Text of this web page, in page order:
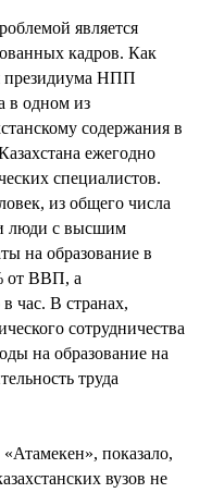
является
кадров. Как
президиума НПП
в одном из
содержания в
ежегодно
специалистов.
из общего числа
люди с высшим
на образование в
от ВВП, а
час. В странах,
сотрудничества
на образование на
труда
показало,
вузов не